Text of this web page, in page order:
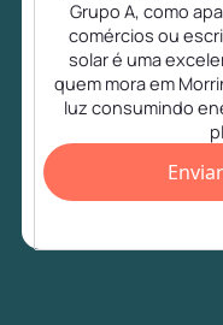
Grupo A, como
comércios ou
solar é uma
quem mora em
luz consumindo